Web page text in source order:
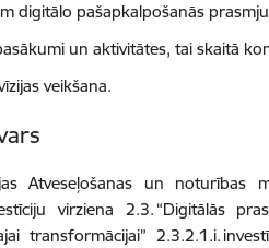
digitālo pašapkalpošanās
un aktivitātes, tai skaitā
veikšana.
Atveseļošanas un noturības
virziena 2.3. “Digitālās
transformācijai” 2.3.2.1.i.